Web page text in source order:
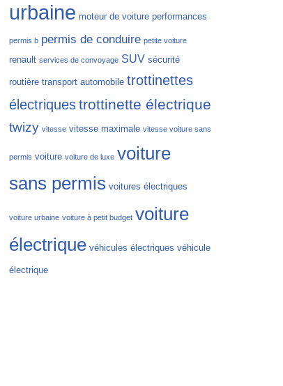
urbaine moteur de voiture performances
permis b permis de conduire petite voiture
renault services de convoyage SUV sécurité
routière transport automobile trottinettes
électriquestrottinette électrique
twizy vitesse vitesse maximale vitesse voiture sans
permis voiture voiture de luxe voiture
sans permis voitures électriques
voiture urbaine voiture à petit budget voiture
électrique véhicules électriques véhicule
électrique